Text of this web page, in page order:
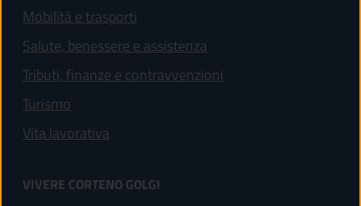
Mobilità e trasporti
Salute, benessere e assistenza
Tributi, finanze e contravvenzioni
Turismo
Vita lavorativa
VIVERE CORTENO GOLGI